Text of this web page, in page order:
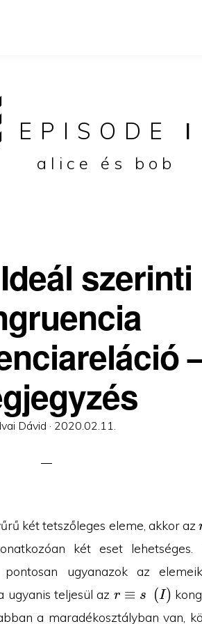
EPISODE I
alice és bob
szerinti
Dávid · Posted
2020.02.11.
két tetszőleges eleme, akkor az
két eset lehetséges.
pontosan ugyanazok az
ugyanis teljesül az r\equiv
s\pod I
r ≡ s (I)
a maradékosztályban van,